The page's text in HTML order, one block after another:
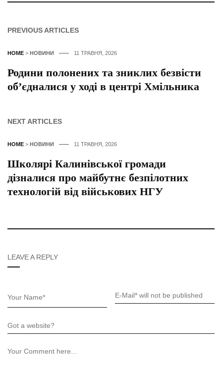
PREVIOUS ARTICLES
HOME > НОВИНИ 11 ТРАВНЯ, 2026
Родини полонених та зниклих безвісти
об’єдналися у ході в центрі Хмільника
NEXT ARTICLES
HOME > НОВИНИ 11 ТРАВНЯ, 2026
Школярі Калинівської громади
дізналися про майбутнє безпілотних
технологій від військових НГУ
LEAVE A REPLY